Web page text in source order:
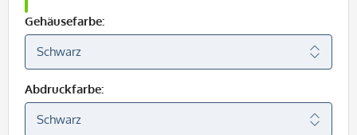
Gehäusefarbe:
Abdruckfarbe: